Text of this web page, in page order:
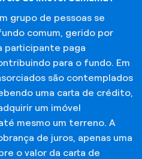
grupo de pessoas se
comum, gerido por
participante paga
para o fundo. Em
são contemplados
uma carta de crédito,
um imóvel
mesmo um terreno. A
de juros, apenas uma
o valor da carta de